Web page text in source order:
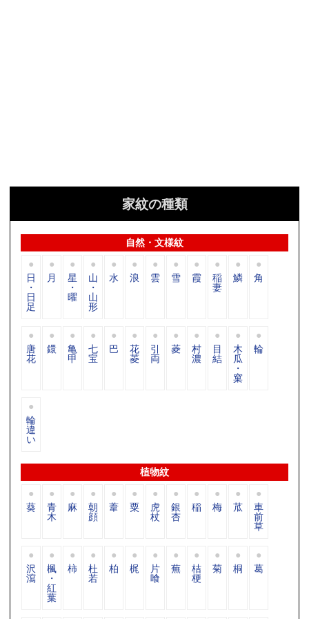
家紋の種類
自然・文様紋
日
・
日
足
月 星
・
曜
山
・
山
形
水 浪 雲 雪 霞 稲
妻
鱗 角
唐
花
鐶 亀
甲
七
宝
巴 花
菱
引
両
菱 村
濃
目
結
木
瓜
・
窠
輪
輪
違
い
植物紋
葵 青
木
麻 朝
顔
葦 粟 虎
杖
銀
杏
稲 梅 苽 車
前
草
沢
瀉
楓
・
紅
葉
柿 杜
若
柏 梶 片
喰
蕪 桔
梗
菊 桐 葛